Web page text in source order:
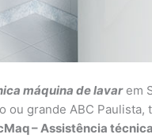
máquina de lavarem
ou grande ABC
– Assistência